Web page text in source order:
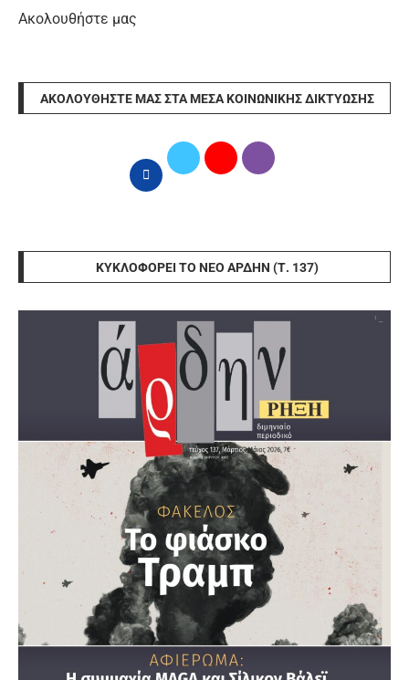
Ακολουθήστε μας
ΑΚΟΛΟΥΘΉΣΤΕ ΜΑΣ ΣΤΑ ΜΈΣΑ ΚΟΙΝΩΝΙΚΉΣ ΔΙΚΤΎΩΣΗΣ
ΚΥΚΛΟΦΟΡΕΊ ΤΟ ΝΈΟ ΆΡΔΗΝ (Τ. 137)